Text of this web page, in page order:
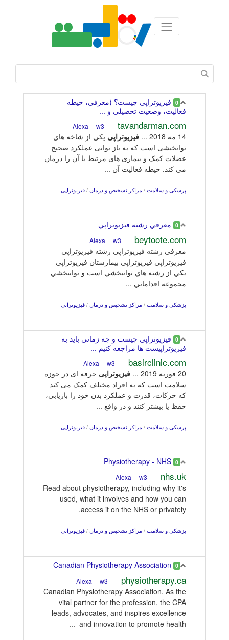
0 فیزیوتراپی چیست؟ (معرفی، حیطه
فعالیت، وضعیت تحصیلی و ...
tavandarman.com
w3
14 مه 2018 ... فیزیوتراپی یکی از شاخه های
توانخبشی است که به باز توانی عملکرد صحیح
عضلات کمک و بیماری های مرتبط با آن را درمان
می کند. حیطه فعالیت آن ...
پزشکی و سلامت / مراکز تشخیص و درمان / فیزیوتراپی
0 معرفي رشته فيزيوتراپي
beytoote.com
w3
معرفي رشته فيزيوتراپي رشته فيزيوتراپي
فيزيوتراپي فيزيوتراپي بیمارستان فيزيوتراپي
يکي از رشته هاي توانبخشي است و توانبخشي
مجموعه اقداماتي ...
پزشکی و سلامت / مراکز تشخیص و درمان / فیزیوتراپی
0 فیزیوتراپی چیست و چه زمانی باید به
فیزیوتراپیست ها مراجعه کنیم ...
basirclinic.com
w3
20 فوریه 2019 ... فیزیوتراپی حرفه ای در حوزه
سلامت است که به افراد مختلف کمک می کند
که حرکات، قدرت و عملکرد بدن خود را بازیابی،
حفظ یا بیشتر کنند و در واقع ...
پزشکی و سلامت / مراکز تشخیص و درمان / فیزیوتراپی
0
Physiotherapy - NHS
nhs.uk
w3
Read about physiotherapy, including why it's
used, what it involves and how you can
access it on the NHS or privately.
پزشکی و سلامت / مراکز تشخیص و درمان / فیزیوتراپی
0
physiotherapy.ca
w3
Canadian Physiotherapy Association. As the
vital partner for the profession, the CPA
leads, advocates, and inspires excellence
and innovation to promote health ...